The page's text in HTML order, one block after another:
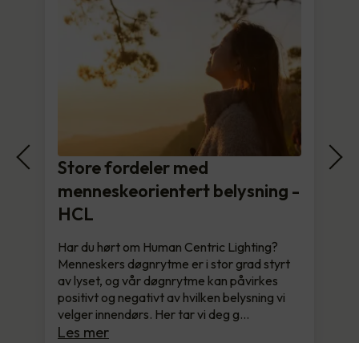
Store fordeler med
menneskeorientert belysning -
HCL
Har du hørt om Human Centric Lighting?
Menneskers døgnrytme er i stor grad styrt
av lyset, og vår døgnrytme kan påvirkes
positivt og negativt av hvilken belysning vi
velger innendørs. Her tar vi deg g…
Les mer